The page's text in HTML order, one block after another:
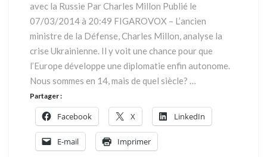
pas
rompre
les
liens
avec
la
Russie
avec la Russie Par Charles Millon Publié le
07/03/2014 à 20:49 FIGAROVOX – L’ancien
ministre de la Défense, Charles Millon, analyse la
crise Ukrainienne. Il y voit une chance pour que
l’Europe développe une diplomatie enfin autonome.
Nous sommes en 14, mais de quel siècle? …
Partager :
Facebook X LinkedIn
E-mail Imprimer